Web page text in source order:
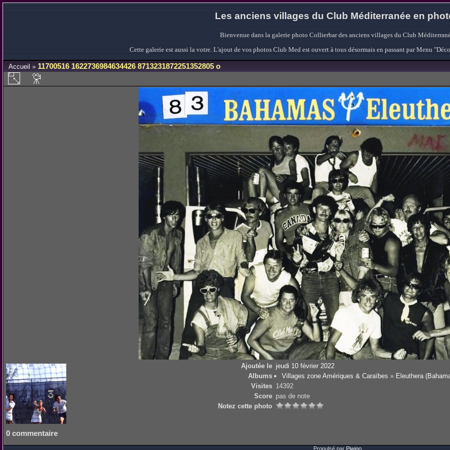
Les anciens villages du Club Méditerranée en
Bienvenue dans la galerie photo Collierbar des anciens villages du Club
Cette galerie est aussi la votre. L'ajout de vos photos Club Med est ouvert à tous désormais en passant par Menu
Accueil » 11700516 1622736984634426 8713231872251352805 o
Ajoutée le jeudi 10 février 2022
Albums
Villages zone Amériques & Caraïbes » Eleuthera
Visites 14392
Score pas de note
Notez cette photo
0 commentaire
Propulsé par Piwigo